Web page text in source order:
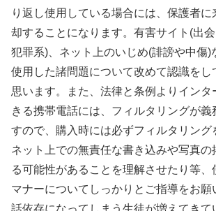
り返し使用している場合には、保護者に
却することになります。有害サイト(出
犯罪系)、ネット上のいじめ(誹謗や中傷)
使用した諸問題について改めて認識をし
思います。また、法律と条例よりインタ
きる携帯電話には、フィルタリングが義
すので、購入時には必ずフィルタリング
ネット上での無責任な書き込みや写真の
る可能性があることを理解させたり等
マナーについてしっかりとご指導をお願
話依存になってしまう生徒が増えてきて